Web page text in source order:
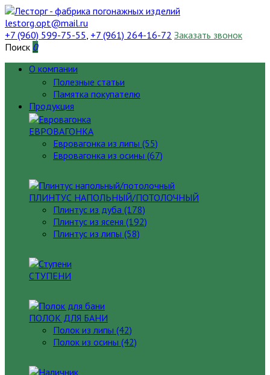
lestorg.opt@mail.ru
+7 (960) 599-75-55, +7 (961) 264-16-72 Заказать звонок
Поиск 0
О компании
Полезные статьи
Памятка покупателю
Продукция
ЕВРОВАГОНКА
Евровагонка из липы (55)
Евровагонка из осины (67)
ПЛИНТУС НАПОЛЬНЫЙ/ПОТОЛОЧНЫЙ
Плинтус из дуба (178)
Плинтус из ясеня (192)
Плинтус из липы (58)
СТУПЕНИ
ПОЛОК ДЛЯ БАНИ
Полок из липы (42)
Полок из осины (42)